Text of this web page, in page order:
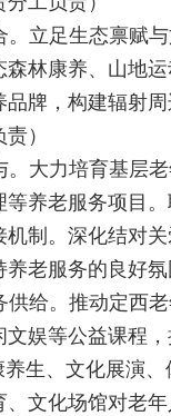
。立足生态禀赋
森林康养、山地
牌，构建辐射
）
。大力培育基层
养老服务项目
制。深化结对
老服务的良好
供给。推动定西
娱等公益课程
养生、文化展演
文化场馆对老